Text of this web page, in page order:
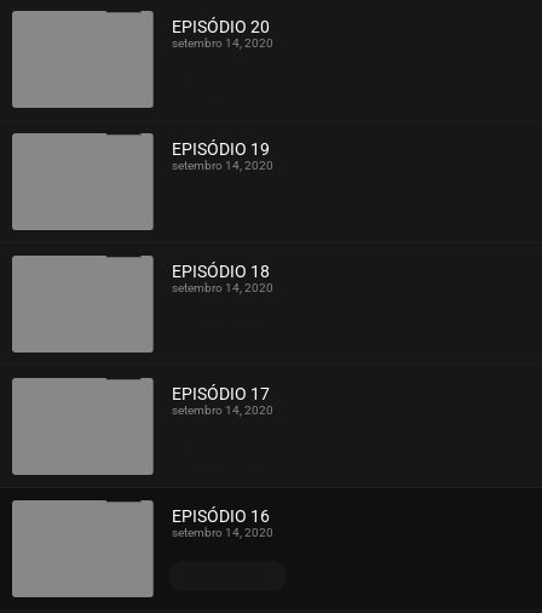
EPISÓDIO 20
setembro 14, 2020
EPISÓDIO 19
setembro 14, 2020
EPISÓDIO 18
setembro 14, 2020
EPISÓDIO 17
setembro 14, 2020
EPISÓDIO 16
setembro 14, 2020